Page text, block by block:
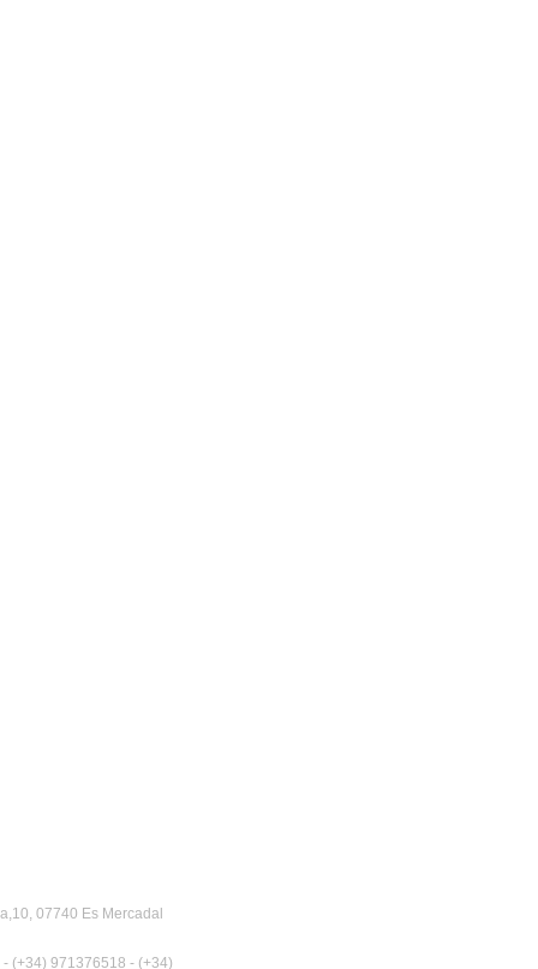
07740 Es Mercadal
(+34) 971376518 - (+34)